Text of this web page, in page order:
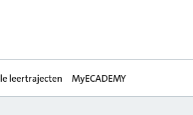
leertrajecten MyECADEMY